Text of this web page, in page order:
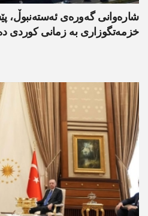
شارەوانی گەورەی ئەستەنبوڵ،
خزمەتگوزاری بە زمانی کوردی